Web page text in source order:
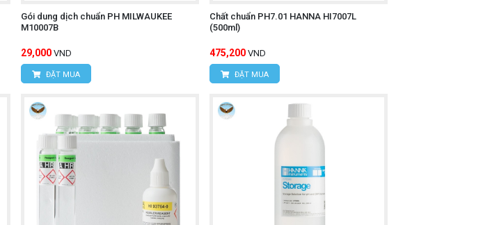
Gói dung dịch chuẩn PH MILWAUKEE
M10007B
29,000 VND
ĐẶT MUA
Chất chuẩn PH7.01 HANNA HI7007L
(500ml)
475,200 VND
ĐẶT MUA